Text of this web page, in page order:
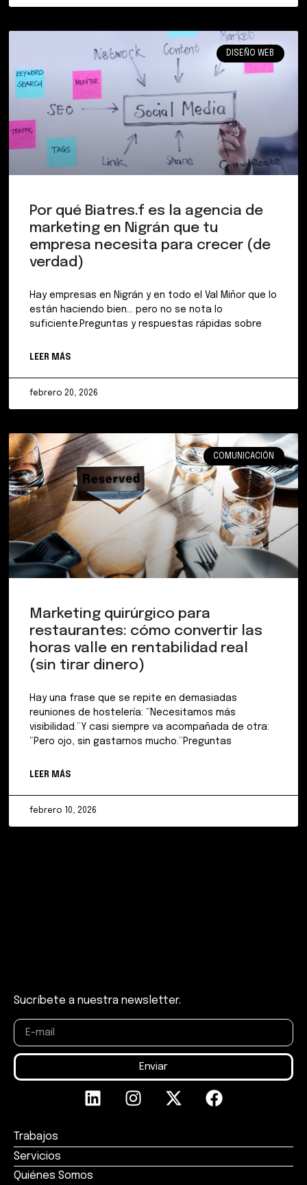
DISEÑO WEB
Por qué Biatres.f es la agencia de
marketing en Nigrán que tu
empresa necesita para crecer (de
verdad)
Hay empresas en Nigrán y en todo el Val Miñor que lo
están haciendo bien… pero no se nota lo
suficiente.Preguntas y respuestas rápidas sobre
LEER MÁS
febrero 20, 2026
COMUNICACIÓN
Marketing quirúrgico para
restaurantes: cómo convertir las
horas valle en rentabilidad real
(sin tirar dinero)
Hay una frase que se repite en demasiadas
reuniones de hostelería: “Necesitamos más
visibilidad.”Y casi siempre va acompañada de otra:
“Pero ojo, sin gastarnos mucho.”Preguntas
LEER MÁS
febrero 10, 2026
Sucríbete a nuestra newsletter.
Enviar
Trabajos
Servicios
Quiénes Somos